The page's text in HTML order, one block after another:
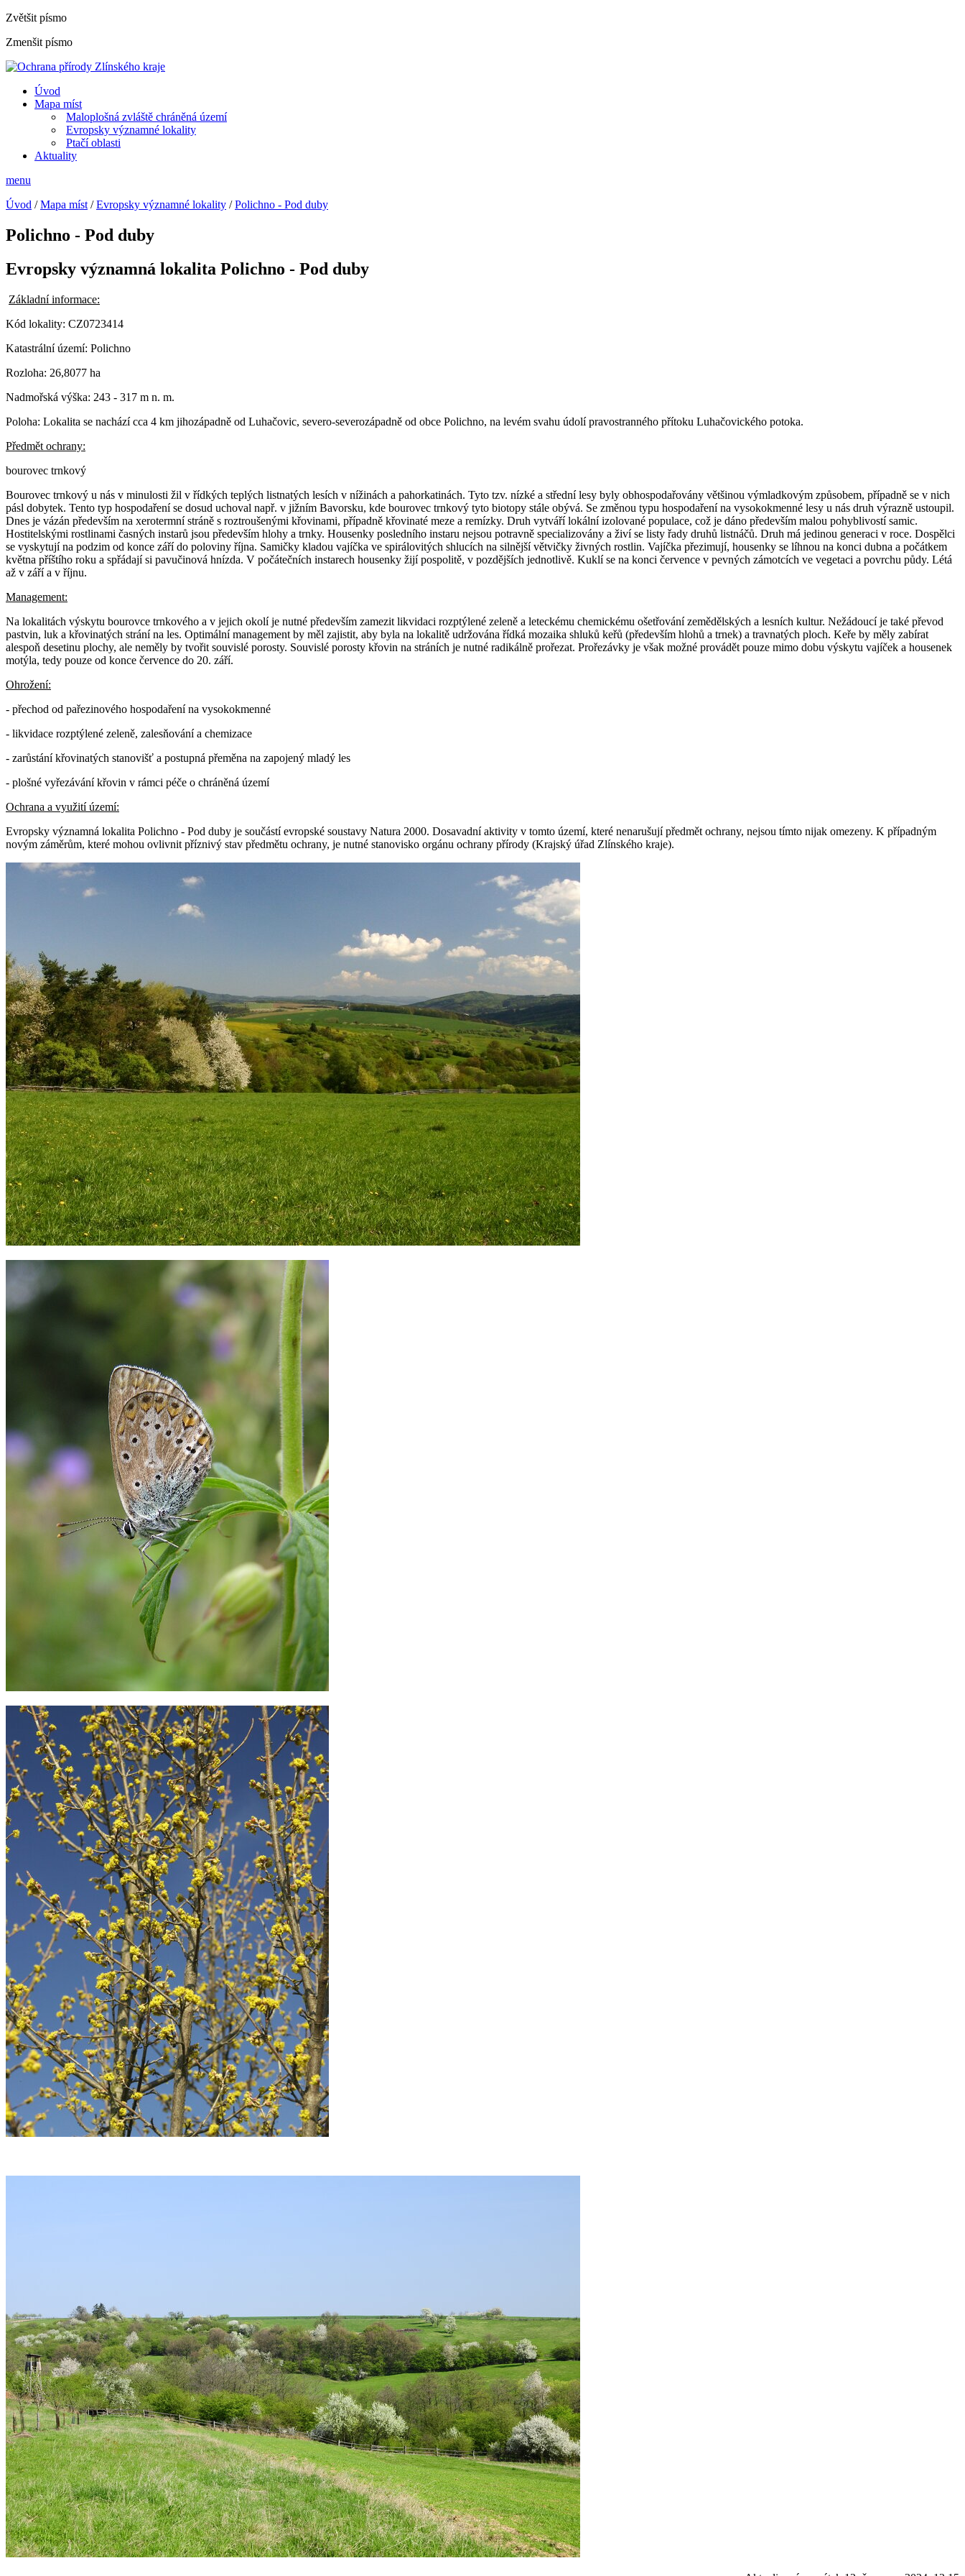
Zvětšit písmo
Zmenšit písmo
Úvod
Mapa míst
Maloplošná zvláště chráněná území
Evropsky významné lokality
Ptačí oblasti
Aktuality
menu
Úvod /Mapa míst /Evropsky významné lokality /Polichno - Pod duby
Polichno - Pod duby
Evropsky významná lokalita Polichno - Pod duby
Základní informace:
Kód lokality: CZ0723414
Katastrální území: Polichno
Rozloha: 26,8077 ha
Nadmořská výška: 243 - 317 m n. m.
Poloha: Lokalita se nachází cca 4 km jihozápadně od Luhačovic, severo-severozápadně od obce Polichno, na levém svahu údolí pravostranného přítoku Luhačovického potoka.
Předmět ochrany:
bourovec trnkový
Bourovec trnkový u nás v minulosti žil v řídkých teplých listnatých lesích v nížinách a pahorkatinách. Tyto tzv. nízké a střední lesy byly obhospodařovány většinou výmladkovým způsobem, případně se v nich
pásl dobytek. Tento typ hospodaření se dosud uchoval např. v jižním Bavorsku, kde bourovec trnkový tyto biotopy stále obývá. Se změnou typu hospodaření na vysokokmenné lesy u nás druh výrazně ustoupil.
Dnes je vázán především na xerotermní stráně s roztroušenými křovinami, případně křovinaté meze a remízky. Druh vytváří lokální izolované populace, což je dáno především malou pohyblivostí samic.
Hostitelskými rostlinami časných instarů jsou především hlohy a trnky. Housenky posledního instaru nejsou potravně specializovány a živí se listy řady druhů listnáčů. Druh má jedinou generaci v roce. Dospělci
se vyskytují na podzim od konce září do poloviny října. Samičky kladou vajíčka ve spirálovitých shlucích na silnější větvičky živných rostlin. Vajíčka přezimují, housenky se líhnou na konci dubna a počátkem
května příštího roku a spřádají si pavučinová hnízda. V počátečních instarech housenky žijí pospolitě, v pozdějších jednotlivě. Kuklí se na konci července v pevných zámotcích ve vegetaci a povrchu půdy. Létá
až v září a v říjnu.
Management:
Na lokalitách výskytu bourovce trnkového a v jejich okolí je nutné především zamezit likvidaci rozptýlené zeleně a leteckému chemickému ošetřování zemědělských a lesních kultur. Nežádoucí je také převod
pastvin, luk a křovinatých strání na les. Optimální management by měl zajistit, aby byla na lokalitě udržována řídká mozaika shluků keřů (především hlohů a trnek) a travnatých ploch. Keře by měly zabírat
alespoň desetinu plochy, ale neměly by tvořit souvislé porosty. Souvislé porosty křovin na stráních je nutné radikálně prořezat. Prořezávky je však možné provádět pouze mimo dobu výskytu vajíček a housenek
motýla, tedy pouze od konce července do 20. září.
Ohrožení:
- přechod od pařezinového hospodaření na vysokokmenné
- likvidace rozptýlené zeleně, zalesňování a chemizace
- zarůstání křovinatých stanovišť a postupná přeměna na zapojený mladý les
- plošné vyřezávání křovin v rámci péče o chráněná území
Ochrana a využití území:
Evropsky významná lokalita Polichno - Pod duby je součástí evropské soustavy Natura 2000. Dosavadní aktivity v tomto území, které nenarušují předmět ochrany, nejsou tímto nijak omezeny. K případným
novým záměrům, které mohou ovlivnit příznivý stav předmětu ochrany, je nutné stanovisko orgánu ochrany přírody (Krajský úřad Zlínského kraje).